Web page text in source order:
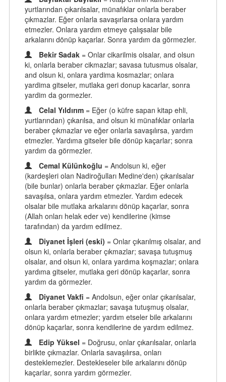
yurtlarından çıkarılsalar, münafıklar onlarla beraber
çıkmazlar. Eğer onlarla savaşırlarsa onlara yardım
etmezler. Onlara yardım etmeye çalışsalar bile
arkalarını dönüp kaçarlar. Sonra yardım da görmezler.
Bekir Sadak = Onlar cikarilmis olsalar, and olsun
ki, onlarla beraber cikmazlar; savasa tutusmus olsalar,
and olsun ki, onlara yardima kosmazlar; onlara
yardima gitseler, mutlaka geri donup kacarlar, sonra
yardim da gormezler.
Celal Yıldırım = Eğer (o küfre sapan kitap ehli,
yurtlarından) çıkarılsa, and olsun ki münafıklar onlarla
beraber çıkmazlar ve eğer onlarla savaşılırsa, yardım
etmezler. Yardıma gitseler bile dönüp kaçarlar; sonra
yardım da görmezler.
Cemal Külünkoğlu = Andolsun ki, eğer
(kardeşleri olan Nadiroğulları Medine'den) çıkarılsalar
(bile bunlar) onlarla beraber çıkmazlar. Eğer onlarla
savaşılsa, onlara yardım etmezler. Yardım edecek
olsalar bile mutlaka arkalarını dönüp kaçarlar, sonra
(Allah onları helak eder ve) kendilerine (kimse
tarafından) da yardım edilmez.
Diyanet İşleri (eski) = Onlar çıkarılmış olsalar, and
olsun ki, onlarla beraber çıkmazlar; savaşa tutuşmuş
olsalar, and olsun ki, onlara yardıma koşmazlar; onlara
yardıma gitseler, mutlaka geri dönüp kaçarlar, sonra
yardım da görmezler.
Diyanet Vakfi = Andolsun, eğer onlar çıkarılsalar,
onlarla beraber çıkmazlar; savaşa tutuşmuş olsalar,
onlara yardım etmezler; yardım etseler bile arkalarını
dönüp kaçarlar, sonra kendilerine de yardım edilmez.
Edip Yüksel = Doğrusu, onlar çıkarılsalar, onlarla
birlikte çıkmazlar. Onlarla savaşılırsa, onları
desteklemezler. Destekleseler bile arkalarını dönüp
kaçarlar, sonra yardım görmezler.